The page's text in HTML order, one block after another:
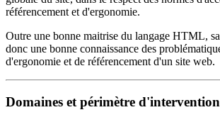
référencement et d'ergonomie.
Outre une bonne maitrise du langage HTML,
donc une bonne connaissance des
d'ergonomie et de référencement d'un site web.
Domaines et périmètre d'intervention